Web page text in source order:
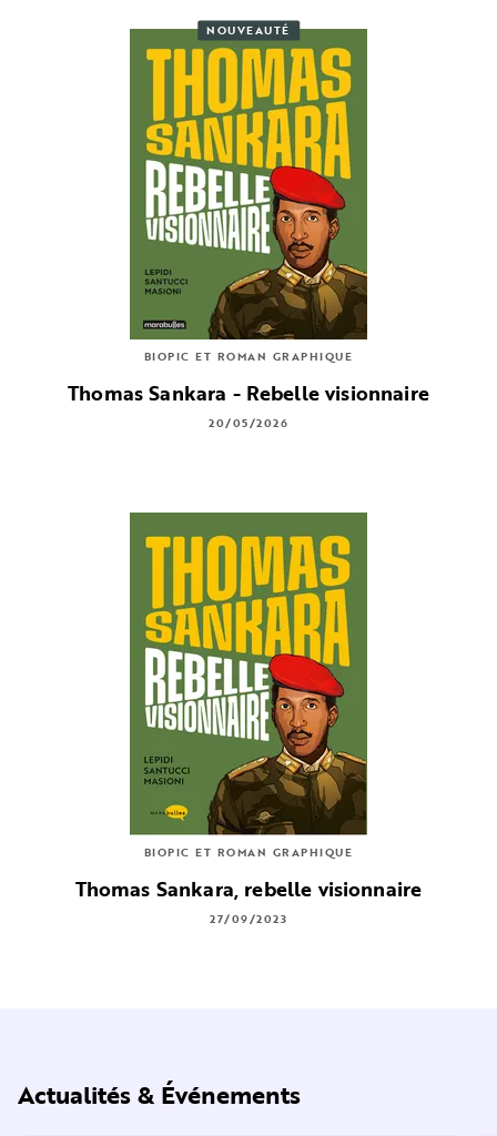
NOUVEAUTÉ
BIOPIC ET ROMAN GRAPHIQUE
Thomas Sankara - Rebelle visionnaire
20/05/2026
BIOPIC ET ROMAN GRAPHIQUE
Thomas Sankara, rebelle visionnaire
27/09/2023
Actualités & Événements